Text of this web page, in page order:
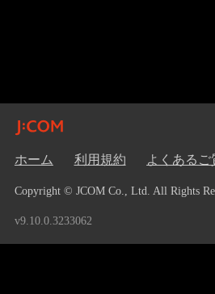
ホーム 利用規約 よくあるご
Copyright © JCOM Co., Ltd. All Rights
v9.10.0.3233062